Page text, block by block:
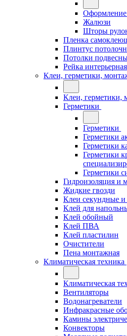
Оформление
Жалюзи
Шторы
Пленка
Плинтус
Потолки
Рейка интерьерная
Клеи, герметики,
Клеи, герметики,
Герметики
Герметики
Герметики
Герметики
Герметики
Герметики
Гидроизоляция и
Жидкие гвозди
Клеи секундные
Клей для
Клей обойный
Клей ПВА
Клей пластилин
Очистители
Пена монтажная
Климатическая техника
Климатическая
Вентиляторы
Водонагреватели
Инфракрасные
Камины
Конвекторы